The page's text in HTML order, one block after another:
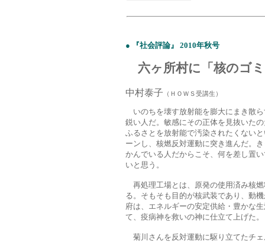
● 『社会評論』 2010年秋号
六ヶ所村に「核のゴ
中村泰子 （ＨＯＷＳ受講生）
いのちを壊す放射能を膨大にまき散
鋭い人だ。敏感にその正体を見抜いた
ふるさとを放射能で汚染されたくない
ーンし、核燃反対運動に突き進んだ。
かんでいる人だからこそ、何を差し置
いと思う。
再処理工場とは、原発の使用済み核
る。そもそも目的が核武装であり、動
府は、エネルギーの安定供給・豊かな
て、疫病神を救いの神に仕立て上げた。
菊川さんを反対運動に駆り立てたチ